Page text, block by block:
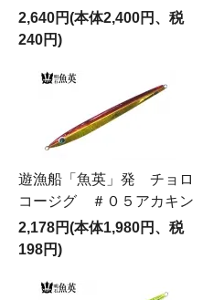
2,640円(本体2,400円、税
240円)
遊漁船「魚英」発 チョロ
コージグ ＃０５アカキン
2,178円(本体1,980円、税
198円)